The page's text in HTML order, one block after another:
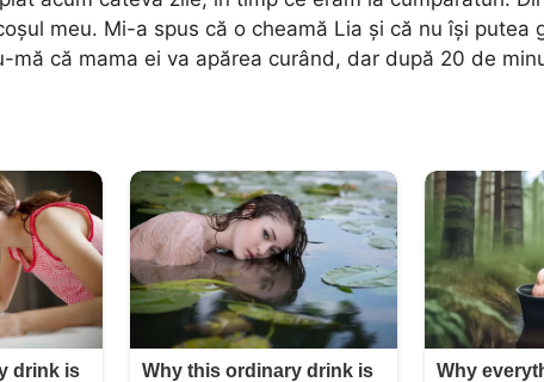
meu. Mi-a spus că o cheamă Lia și că nu își putea
mă că mama ei va apărea curând, dar după 20 de